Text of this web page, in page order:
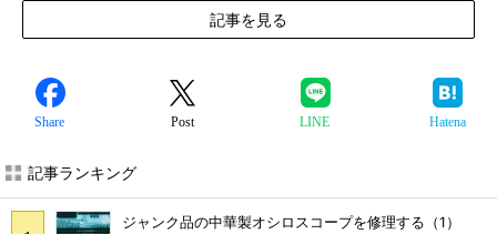
記事を見る
Share Post LINE Hatena
記事ランキング
ジャンク品の中華製オシロスコープを修理する（1）